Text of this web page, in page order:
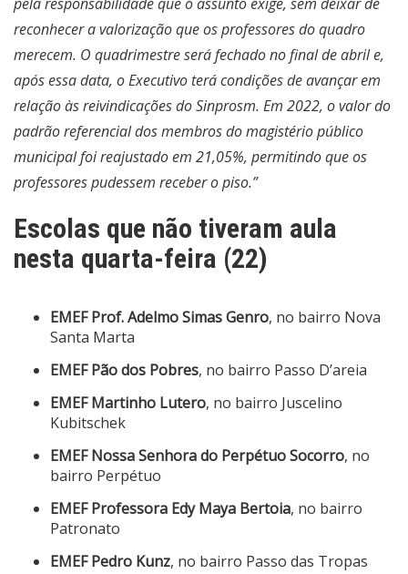
reconhecer a valorização que os professores do quadro
merecem. O quadrimestre será fechado no final de abril e,
após essa data, o Executivo terá condições de avançar em
relação às reivindicações do Sinprosm. Em 2022, o valor do
padrão referencial dos membros do magistério público
municipal foi reajustado em 21,05%, permitindo que os
professores pudessem receber o piso.”
Escolas que não tiveram aula
nesta quarta-feira (22)
EMEF Prof. Adelmo Simas Genro, no bairro Nova
Santa Marta
EMEF Pão dos Pobres, no bairro Passo D’areia
EMEF Martinho Lutero, no bairro Juscelino
Kubitschek
EMEF Nossa Senhora do Perpétuo Socorro, no
bairro Perpétuo
EMEF Professora Edy Maya Bertoia, no bairro
Patronato
EMEF Pedro Kunz, no bairro Passo das Tropas